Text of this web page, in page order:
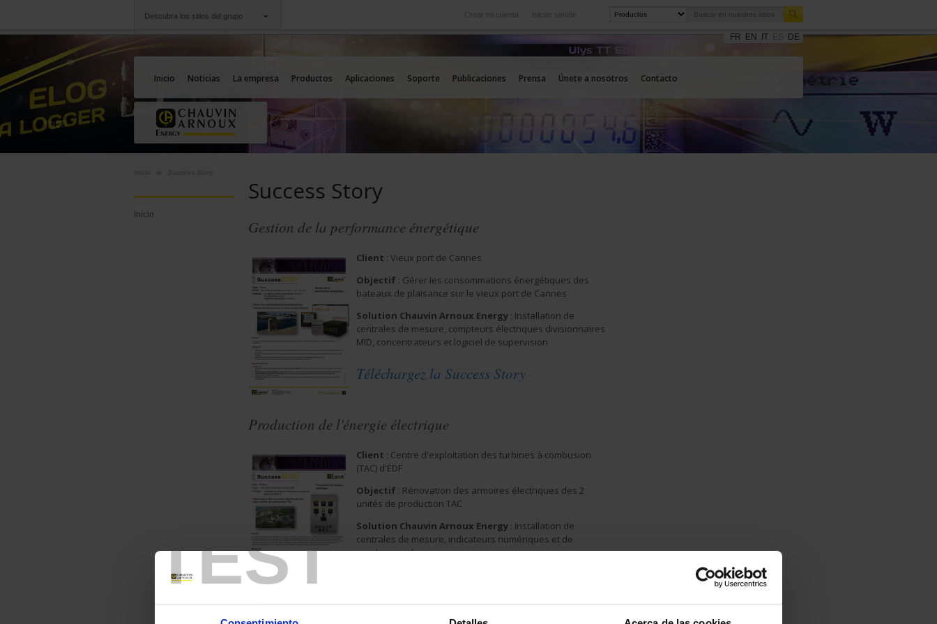
TEST
Descubra los sitios del grupo Iniciar sesión
Crear mi cuenta
Chauvin Arnoux
Una oferta a su servicio
Nuestras filiales en el extranjero
FR EN IT DE
Inicio Noticias La empresa Productos Aplicaciones Soporte Publicaciones Prensa Únete a nosotros Contacto
Inicio Success Story
Inicio
Success Story
Gestion de la performance énergétique
Client : Vieux port de Cannes
Objectif : Gérer les consommations énergétiques des
bateaux de plaisance sur le vieux port de Cannes
Solution Chauvin Arnoux Energy : Installation de
centrales de mesure, compteurs électriques divisionnaires
MID, concentrateurs et logiciel de supervision
Téléchargez la Success Story
Production de l'énergie électrique
Client : Centre d'exploitation des turbines à combusion
(TAC) d'EDF
Objectif : Rénovation des armoires électriques des 2
unités de production TAC
Solution Chauvin Arnoux Energy : Installation de
centrales de mesure, indicateurs numériques et de
synchrocoupleurs